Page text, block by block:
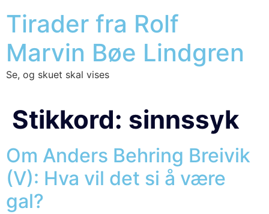
Tirader fra Rolf
Marvin Bøe Lindgren
Se, og skuet skal vises
Stikkord: sinnssyk
Om Anders Behring Breivik
(V): Hva vil det si å være
gal?